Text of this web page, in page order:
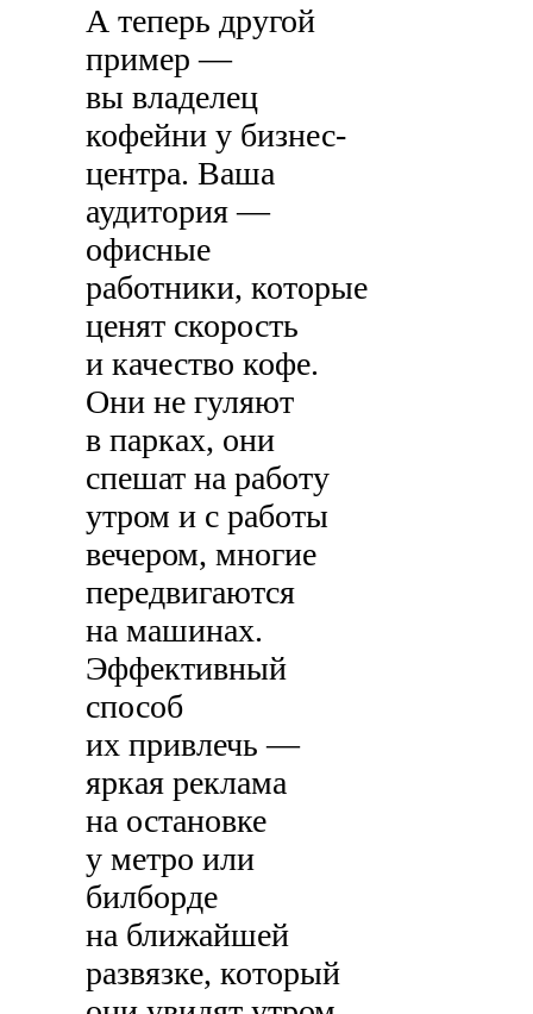
А теперь другой
пример —
вы владелец
кофейни у бизнес-
центра. Ваша
аудитория —
офисные
работники, которые
ценят скорость
и качество кофе.
Они не гуляют
в парках, они
спешат на работу
утром и с работы
вечером, многие
передвигаются
на машинах.
Эффективный
способ
их привлечь —
яркая реклама
на остановке
у метро или
билборде
на ближайшей
развязке, который